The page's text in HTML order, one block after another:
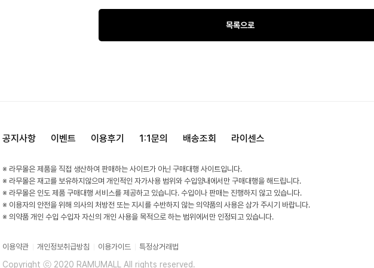
목록으로
공지사항 이벤트 이용후기 1:1문의 배송조회 라이센스
※ 라무몰은 제품을 직접 생산하여 판매하는 사이트가 아닌 구매대행 사이트입니다.
※ 라무몰은 재고를 보유하지않으며 개인적인 자가사용 범위와 수입양내에서만 구매대행을 해드립니다.
※ 라무몰은 인도 제품 구매대행 서비스를 제공하고 있습니다. 수입이나 판매는 진행하지 않고 있습니다.
※ 이용자의 안전을 위해 의사의 처방전 또는 지시를 수반하지 않는 의약품의 사용은 삼가 주시기 바랍니다.
※ 의약품 개인 수입 수입자 자신의 개인 사용을 목적으로 하는 범위에서만 인정되고 있습니다.
이용약관 개인정보취급방침 이용가이드 특정상거래법
Copyright ⓒ 2020 RAMUMALL All rights reserved.